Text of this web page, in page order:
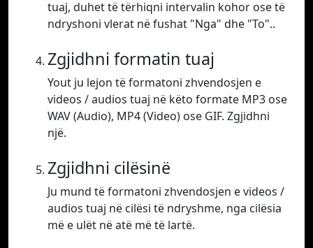
tuaj, duhet të tërhiqni intervalin kohor ose të
ndryshoni vlerat në fushat "Nga" dhe "To"..
Zgjidhni formatin tuaj
Yout ju lejon të formatoni zhvendosjen e
videos / audios tuaj në këto formate MP3 ose
WAV (Audio), MP4 (Video) ose GIF. Zgjidhni
një.
Zgjidhni cilësinë
Ju mund të formatoni zhvendosjen e videos /
audios tuaj në cilësi të ndryshme, nga cilësia
më e ulët në atë më të lartë.